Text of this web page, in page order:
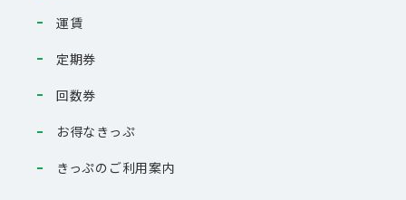
運賃
定期券
回数券
お得なきっぷ
きっぷのご利用案内